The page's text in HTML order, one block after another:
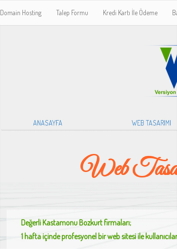
Domain Hosting Talep Formu Kredi Kartı İle Ödeme
ANASAYFA WEB TASARIMI
Web
DeğerliKastamonu Bozkurtfirmaları;
1 hafta içinde profesyonel bir web sitesi ile